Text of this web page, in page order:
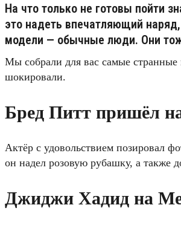
На что только не готовы пойти
это надеть впечатляющий
модели — обычные люди. Они
Мы собрали для вас самые странные
шокировали.
Бред Питт пришёл
Актёр с удовольствием позировал
он надел розовую рубашку, а также
Джиджи Хадид на